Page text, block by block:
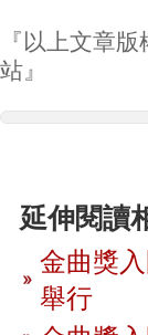
『以上文章
站』
延伸閱讀
金曲獎
舉行